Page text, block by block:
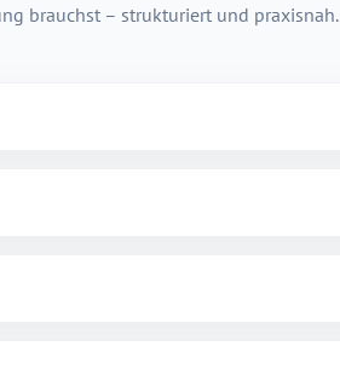
brauchst – strukturiert und praxisnah.